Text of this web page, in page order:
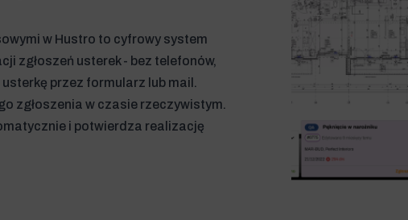
w Hustro to cyfrowy system
zgłoszeń usterek - bez telefonów,
przez formularz lub mail.
zgłoszenia w czasie rzeczywistym.
i potwierdza realizację